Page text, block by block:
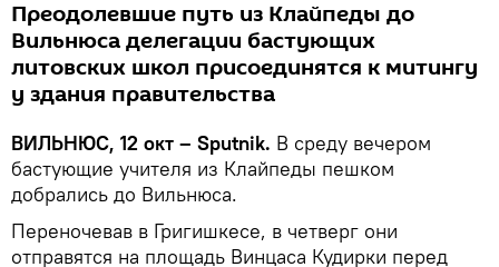
Преодолевшие путь из Клайпеды до
Вильнюса делегации бастующих
литовских школ присоединятся к митингу
у здания правительства
ВИЛЬНЮС, 12 окт – Sputnik. В среду вечером
бастующие учителя из Клайпеды пешком
добрались до Вильнюса.
Переночевав в Григишкесе, в четверг они
отправятся на площадь Винцаса Кудирки перед